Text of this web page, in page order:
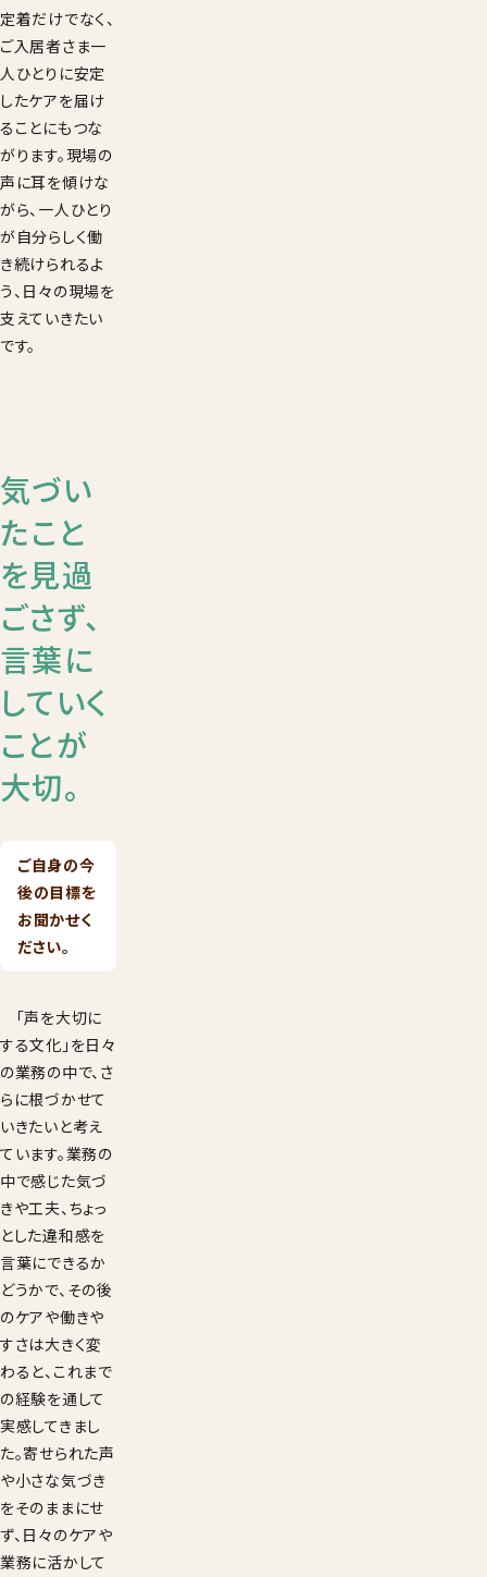
定着だけでなく、
ご入居者さま一
人ひとりに安定
したケアを届け
ることにもつな
がります。現場の
声に耳を傾けな
がら、一人ひとり
が自分らしく働
き続けられるよ
う、日々の現場を
支えていきたい
です。
気づい
たこと
を見過
ごさず、
言葉に
していく
ことが
大切。
ご自身の今
後の目標を
お聞かせく
ださい。
「声を大切に
する文化」を日々
の業務の中で、さ
らに根づかせて
いきたいと考え
ています。業務の
中で感じた気づ
きや工夫、ちょっ
とした違和感を
言葉にできるか
どうかで、その後
のケアや働きや
すさは大きく変
わると、これまで
の経験を通して
実感してきまし
た。寄せられた声
や小さな気づき
をそのままにせ
ず、日々のケアや
業務に活かして